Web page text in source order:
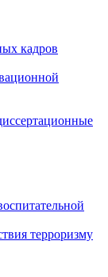
кадров
терроризму